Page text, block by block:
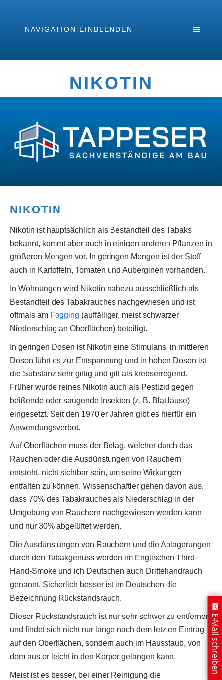
NAVIGATION EINBLENDEN
NIKOTIN
NIKOTIN
Nikotin ist hauptsächlich als Bestandteil des Tabaks
bekannt, kommt aber auch in einigen anderen Pflanzen in
größeren Mengen vor. In geringen Mengen ist der Stoff
auch in Kartoffeln, Tomaten und Auberginen vorhanden.
In Wohnungen wird Nikotin nahezu ausschließlich als
Bestandteil des Tabakrauches nachgewiesen und ist
oftmals am Fogging (auffälliger, meist schwarzer
Niederschlag an Oberflächen) beteiligt.
In geringen Dosen ist Nikotin eine Stimulans, in mittleren
Dosen führt es zur Entspannung und in hohen Dosen ist
die Substanz sehr giftig und gilt als krebserregend.
Früher wurde reines Nikotin auch als Pestizid gegen
beißende oder saugende Insekten (z. B. Blattläuse)
eingesetzt. Seit den 1970'er Jahren gibt es hierfür ein
Anwendungsverbot.
Auf Oberflächen muss der Belag, welcher durch das
Rauchen oder die Ausdünstungen von Rauchern
entsteht, nicht sichtbar sein, um seine Wirkungen
entfalten zu können. Wissenschaftler gehen davon aus,
dass 70% des Tabakrauches als Niederschlag in der
Umgebung von Rauchern nachgewiesen werden kann
und nur 30% abgelüftet werden.
Die Ausdünstungen von Rauchern und die Ablagerungen
durch den Tabakgenuss werden im Englischen Third-
Hand-Smoke und ich Deutschen auch Drittehandrauch
genannt. Sicherlich besser ist im Deutschen die
Bezeichnung Rückstandsrauch.
Dieser Rückstandsrauch ist nur sehr schwer zu entfernen
und findet sich nicht nur lange nach dem letzten Eintrag
auf den Oberflächen, sondern auch im Hausstaub, von
dem aus er leicht in den Körper gelangen kann.
Meist ist es besser, bei einer Reinigung die
E-Mail schreiben